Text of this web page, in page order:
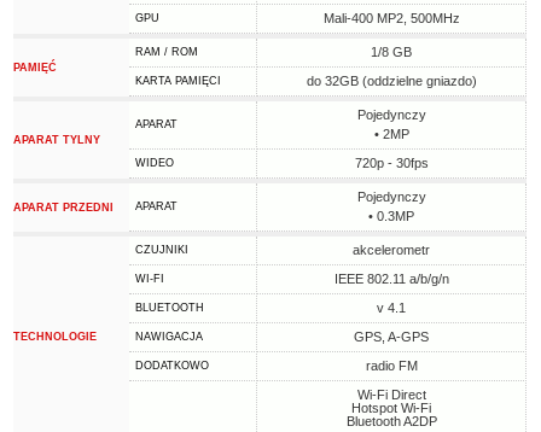
GPU Mali-400 MP2, 500MHz
PAMIĘĆ
RAM / ROM 1/8 GB
KARTA PAMIĘCI do 32GB (oddzielne gniazdo)
APARAT TYLNY
APARAT
Pojedynczy
• 2MP
WIDEO 720p - 30fps
APARAT PRZEDNI APARAT
Pojedynczy
• 0.3MP
TECHNOLOGIE
CZUJNIKI akcelerometr
WI-FI IEEE 802.11 a/b/g/n
BLUETOOTH v 4.1
NAWIGACJA GPS, A-GPS
DODATKOWO
radio FM
Wi-Fi Direct
Hotspot Wi-Fi
Bluetooth A2DP